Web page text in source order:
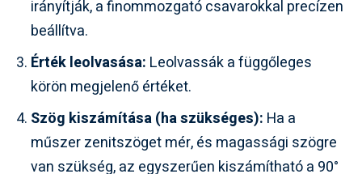
irányítják, a finommozgató csavarokkal precízen
beállítva.
Érték leolvasása: Leolvassák a függőleges
körön megjelenő értéket.
Szög kiszámítása (ha szükséges): Ha a
műszer zenitszöget mér, és magassági szögre
van szükség, az egyszerűen kiszámítható a 90°